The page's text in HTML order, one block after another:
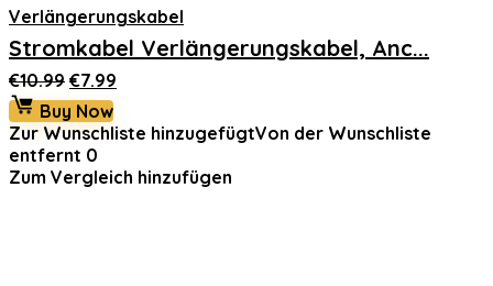
Verlängerungskabel
Stromkabel Verlängerungskabel, Anc...
€10.99 Ursprünglicher
Preis
war:
€10.99
€7.99
ist:
€7.99.
Buy Now
Zur Wunschliste hinzugefügtVon der Wunschliste
entfernt 0
Zum Vergleich hinzufügen